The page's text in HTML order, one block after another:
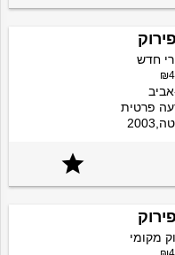
חדש
פרטית

מקומי